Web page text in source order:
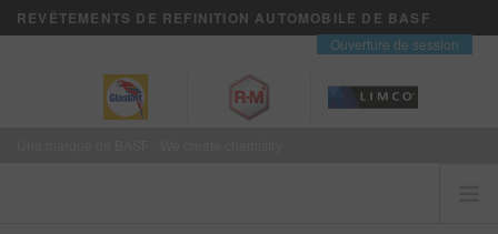
REVÊTEMENTS DE REFINITION AUTOMOBILE DE BASF
Ouverture de session